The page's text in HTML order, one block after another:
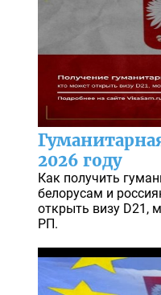
2026 году
Как получить
белорусам и
открыть визу D21,
РП.